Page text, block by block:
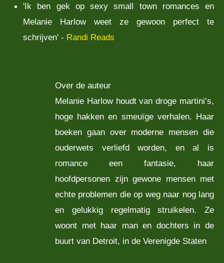
'Ik ben gek op sexy small town romances en
Melanie Harlow weet ze gewoon perfect te
schrijven' - Randi Reads
Over de auteur
Melanie Harlow houdt van droge martini’s,
hoge hakken en smeuïge verhalen. Haar
boeken gaan over moderne mensen die
ouderwets verliefd worden, en al is
romance een fantasie, haar
hoofdpersonen zijn gewone mensen met
echte problemen die op weg naar nog lang
en gelukkig regelmatig struikelen. Ze
woont met haar man en dochters in de
buurt van Detroit, in de Verenigde Staten